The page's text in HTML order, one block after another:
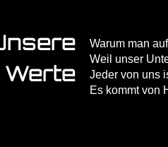
Werte
Warum man
Weil unser
Jeder von uns
Es kommt von